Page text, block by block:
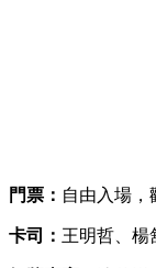
門票： 自由入場，
卡司： 王明哲、楊